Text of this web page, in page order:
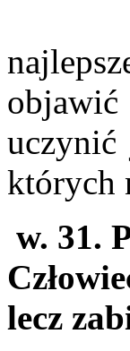
uczynić
których
w. 31.
lecz